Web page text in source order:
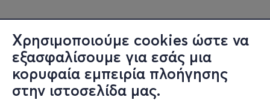
Χρησιμοποιούμε cookies ώστε να
εξασφαλίσουμε για εσάς μια
κορυφαία εμπειρία πλοήγησης
στην ιστοσελίδα μας.